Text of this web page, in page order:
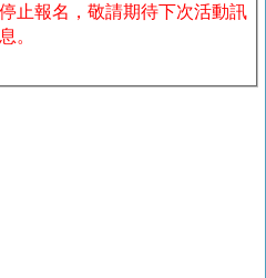
止報名，敬請期待下次活動訊
息。